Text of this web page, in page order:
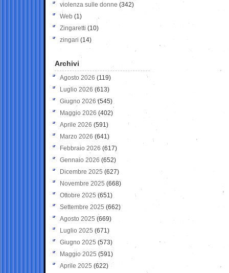
violenza sulle donne (342)
Web (1)
Zingaretti (10)
zingari (14)
Archivi
Agosto 2026 (119)
Luglio 2026 (613)
Giugno 2026 (545)
Maggio 2026 (402)
Aprile 2026 (591)
Marzo 2026 (641)
Febbraio 2026 (617)
Gennaio 2026 (652)
Dicembre 2025 (627)
Novembre 2025 (668)
Ottobre 2025 (651)
Settembre 2025 (662)
Agosto 2025 (669)
Luglio 2025 (671)
Giugno 2025 (573)
Maggio 2025 (591)
Aprile 2025 (622)